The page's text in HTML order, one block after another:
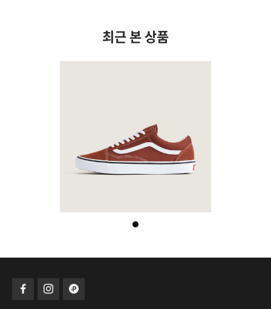
최근 본 상품